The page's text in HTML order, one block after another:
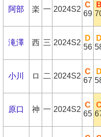
阿部 楽 一 2024S2
C
69
B
滝澤 西 三 2024S2
D
56
D
小川 ロ 二 2024S2
C
67
D
原口 神 一 2024S2
C
65
C